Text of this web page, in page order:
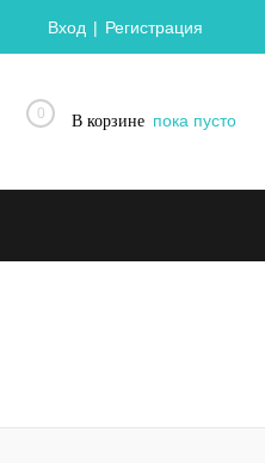
Вход Регистрация
0 В корзине пока пусто